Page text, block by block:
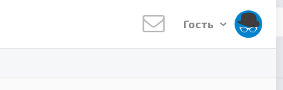
Гость